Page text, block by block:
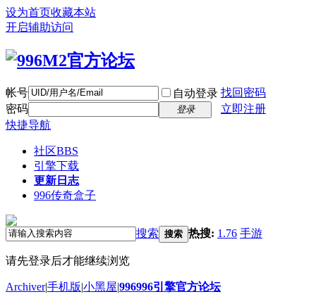
设为首页收藏本站
开启辅助访问
帐号 自动登录 找回密码
密码
登录
立即注册
快捷导航
社区BBS
引擎下载
更新日志
996传奇盒子
搜索 搜索 热搜: 1.76 手游
请先登录后才能继续浏览
Archiver|手机版|小黑屋|996996引擎官方论坛